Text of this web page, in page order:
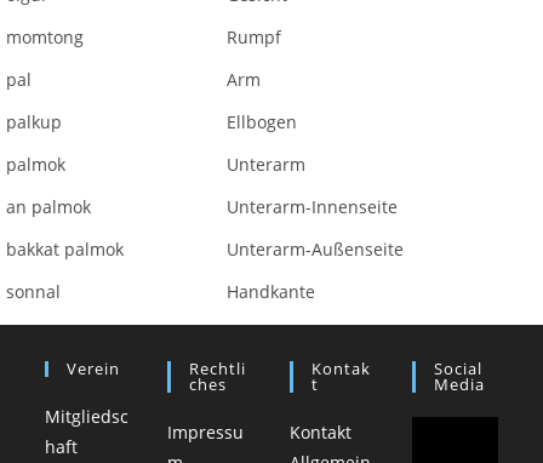
momtong
Rumpf
pal
Arm
palkup
Ellbogen
palmok
Unterarm
an palmok
Unterarm-Innenseite
bakkat palmok
Unterarm-Außenseite
sonnal
Handkante
Verein
Mitgliedsc
haft
Rechtli
Ches
Impressu
Kontak
T
Kontakt
Social
Media